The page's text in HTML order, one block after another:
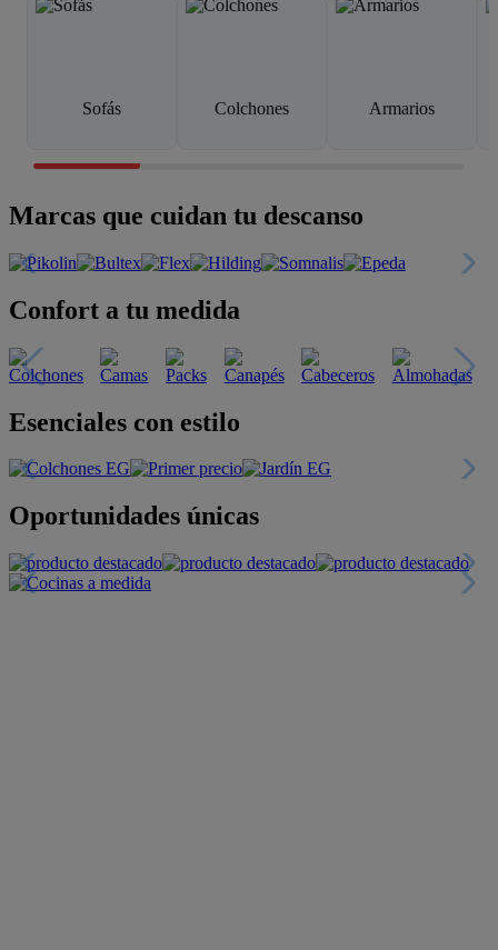
Sofás Colchones Armarios
Marcas que cuidan tu descanso
Confort a tu medida
Esenciales con estilo
Oportunidades únicas